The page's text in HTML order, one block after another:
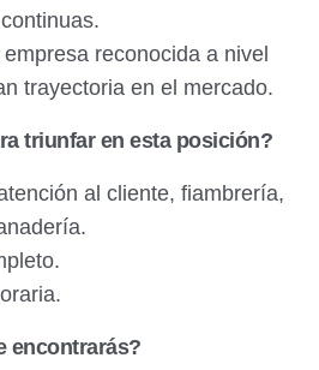
reconocida a nivel
trayectoria en el mercado.
triunfar en esta posición?
al cliente, fiambrería,
encontrarás?